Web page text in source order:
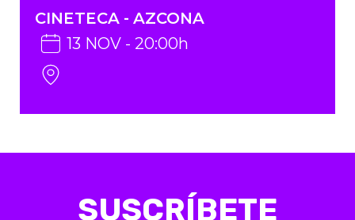
CINETECA - AZCONA
13 NOV - 20:00h
SUSCRÍBETE